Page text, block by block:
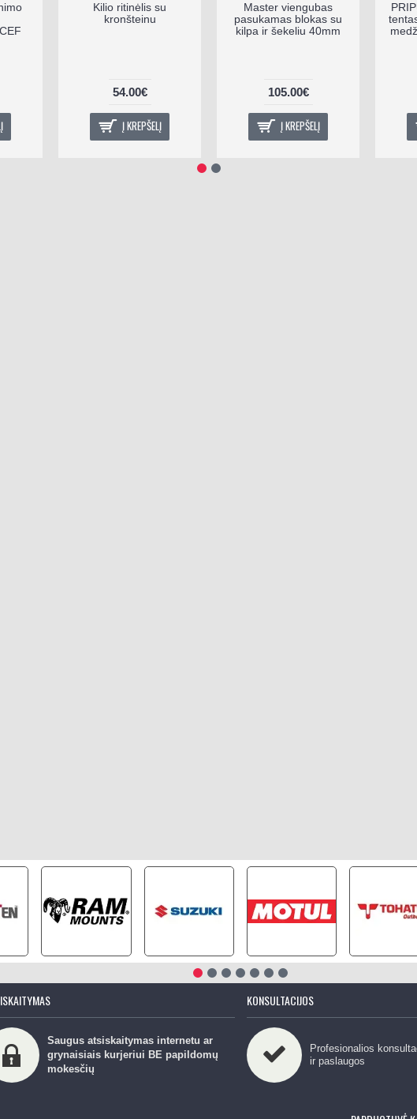
Kilio ritinėlis su
kronšteinu
54.00€
Į KREPŠELĮ
Master viengubas
pasukamas blokas su
kilpa ir šekeliu 40mm
105.00€
Į KREPŠELĮ
Saugus atsiskaitymas internetu ar
grynaisiais kurjeriui BE papildomų
mokesčių
KONSULTACIJOS
Profesionalios
ir paslaugos